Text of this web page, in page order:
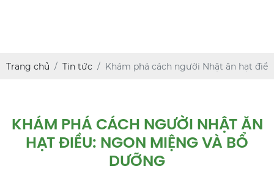
Trang chủ Tin tức Khám phá cách người Nhật ăn hạt
KHÁM PHÁ CÁCH NGƯỜI NHẬT ĂN
HẠT ĐIỀU: NGON MIỆNG VÀ BỔ
DƯỠNG